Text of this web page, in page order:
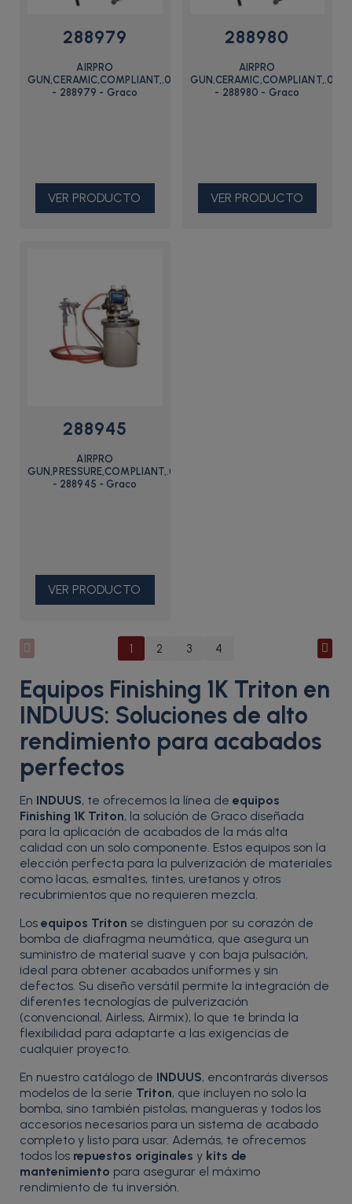
288979
AIRPRO
GUN,CERAMIC,COMPLIANT,.059
- 288979 - Graco
VER PRODUCTO
288980
AIRPRO
GUN,CERAMIC,COMPLIANT,.070
- 288980 - Graco
VER PRODUCTO
288945
AIRPRO
GUN,PRESSURE,COMPLIANT,.055
- 288945 - Graco
VER PRODUCTO
1 2 3 4
Equipos Finishing 1K Triton en
INDUUS: Soluciones de alto
rendimiento para acabados
perfectos
En INDUUS, te ofrecemos la línea de equipos
Finishing 1K Triton, la solución de Graco diseñada
para la aplicación de acabados de la más alta
calidad con un solo componente. Estos equipos son la
elección perfecta para la pulverización de materiales
como lacas, esmaltes, tintes, uretanos y otros
recubrimientos que no requieren mezcla.
Los equipos Triton se distinguen por su corazón de
bomba de diafragma neumática, que asegura un
suministro de material suave y con baja pulsación,
ideal para obtener acabados uniformes y sin
defectos. Su diseño versátil permite la integración de
diferentes tecnologías de pulverización
(convencional, Airless, Airmix), lo que te brinda la
flexibilidad para adaptarte a las exigencias de
cualquier proyecto.
En nuestro catálogo de INDUUS, encontrarás diversos
modelos de la serie Triton, que incluyen no solo la
bomba, sino también pistolas, mangueras y todos los
accesorios necesarios para un sistema de acabado
completo y listo para usar. Además, te ofrecemos
todos los repuestos originales y kits de
mantenimiento para asegurar el máximo
rendimiento de tu inversión.